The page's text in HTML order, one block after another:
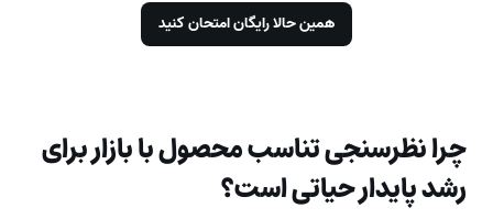
همین حالا رایگان امتحان کنید
چرا نظرسنجی تناسب محصول با بازار برای
رشد پایدار حیاتی است؟